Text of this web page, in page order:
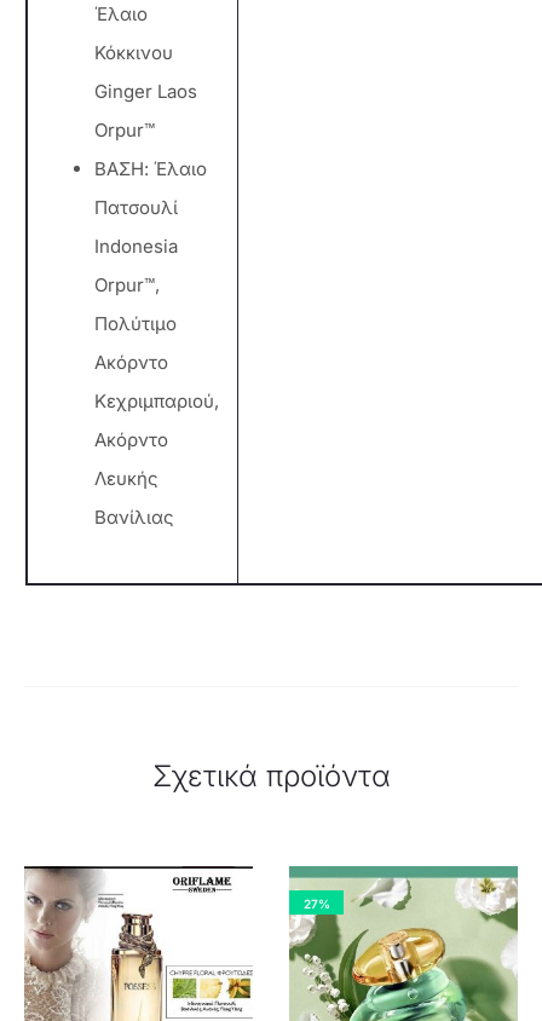
Έλαιο
Κόκκινου
Ginger Laos
Orpur™
ΒΑΣΗ: Έλαιο
Πατσουλί
Indonesia
Orpur™,
Πολύτιμο
Ακόρντο
Κεχριμπαριού,
Ακόρντο
Λευκής
Βανίλιας
Σχετικά προϊόντα
27%